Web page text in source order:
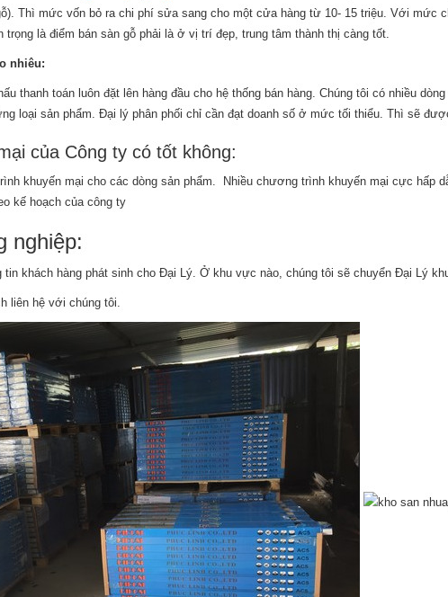
Thì mức vốn bỏ ra chi phí sửa sang cho một cửa hàng từ 10- 15 triệu. Với mức
trọng là điểm bán sàn gỗ phải là ở vị trí đẹp, trung tâm thành thị càng tốt.
nhiêu:
thanh toán luôn đặt lên hàng đầu cho hệ thống bán hàng. Chúng tôi có nhiều
loại sản phẩm. Đại lý phân phối chỉ cần đạt doanh số ở mức tối thiểu. Thì sẽ
của Công ty có tốt không:
khuyến mại cho các dòng sản phẩm. Nhiều chương trình khuyến mại cực hấp
kế hoạch của công ty
nghiệp:
tin khách hàng phát sinh cho Đại Lý. Ở khu vực nào, chúng tôi sẽ chuyển Đại Lý
liên hệ với chúng tôi.